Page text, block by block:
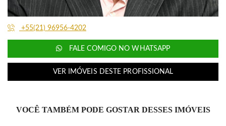
+55(21) 96956-4202
FALE COMIGO NO WHATSAPP
VER IMÓVEIS DESTE PROFISSIONAL
VOCÊ TAMBÉM PODE GOSTAR DESSES IMÓVEIS